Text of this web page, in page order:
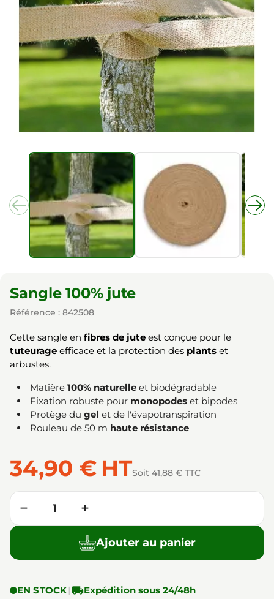
Sangle 100% jute
Référence : 842508
Cette sangle en fibres de jute est conçue pour le
tuteurage efficace et la protection des plants et
arbustes.
Matière 100% naturelle et biodégradable
Fixation robuste pour monopodes et bipodes
Protège du gel et de l'évapotranspiration
Rouleau de 50 m haute résistance
34,90 € HTSoit 41,88 € TTC
Quantité
− +
Ajouter au panier
EN STOCK |Expédition sous 24/48h